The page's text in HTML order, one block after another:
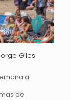
Giles
a
de